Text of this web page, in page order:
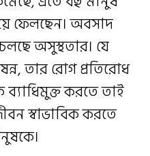
ফেলছেন। অবসাদ
অসুস্থতার। যে
তার রোগ প্রতিরোধ
করতে তাই
স্বাভাবিক করতে